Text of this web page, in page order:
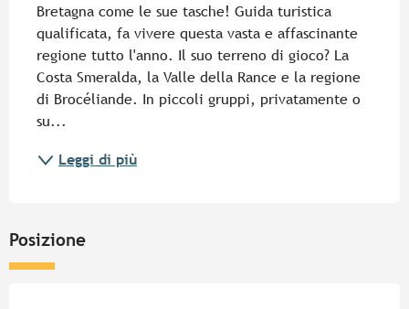
Bretagna come le sue tasche! Guida turistica
qualificata, fa vivere questa vasta e affascinante
regione tutto l'anno. Il suo terreno di gioco? La
Costa Smeralda, la Valle della Rance e la regione
di Brocéliande. In piccoli gruppi, privatamente o
su...
Leggi di più
Posizione